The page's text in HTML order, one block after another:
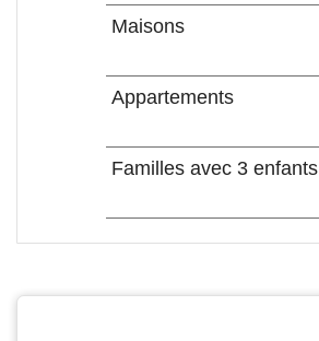
Maisons
Appartements
Familles avec 3 enfants